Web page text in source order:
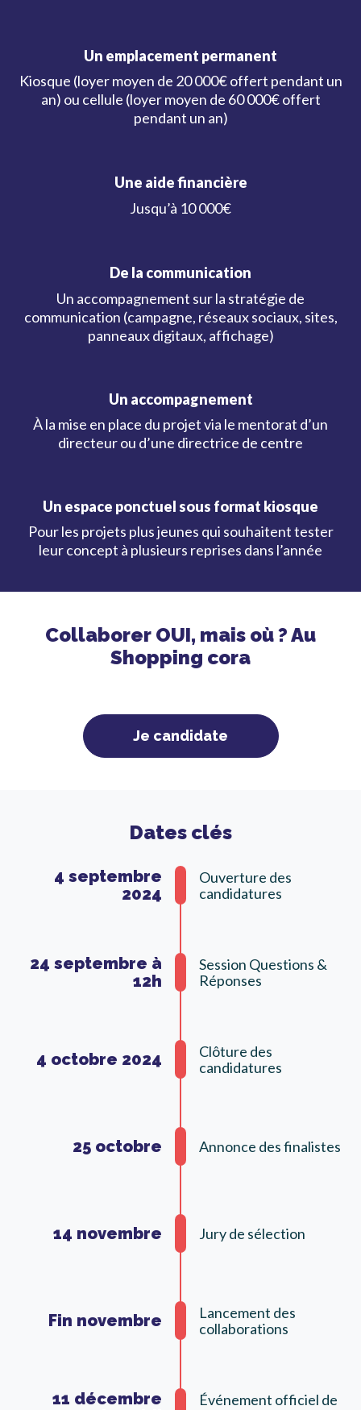
Un emplacement permanent
Kiosque (loyer moyen de 20 000€ offert pendant un
an) ou cellule (loyer moyen de 60 000€ offert
pendant un an)
Une aide financière
Jusqu’à 10 000€
De la communication
Un accompagnement sur la stratégie de
communication (campagne, réseaux sociaux, sites,
panneaux digitaux, affichage)
Un accompagnement
À la mise en place du projet via le mentorat d’un
directeur ou d’une directrice de centre
Un espace ponctuel sous format kiosque
Pour les projets plus jeunes qui souhaitent tester
leur concept à plusieurs reprises dans l’année
Collaborer OUI, mais où ? Au
Shopping cora
Je candidate
Dates clés
4 septembre
2024
Ouverture des
candidatures
24 septembre à
12h
Session Questions &
Réponses
4 octobre 2024
Clôture des
candidatures
25 octobre Annonce des finalistes
14 novembre Jury de sélection
Fin novembre
Lancement des
collaborations
11 décembre
Événement officiel de